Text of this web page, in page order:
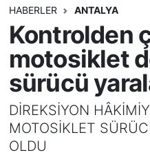
HABERLER ANTALYA
Kontrolden
motosiklet
sürücü
DİREKSİYON
MOTOSİKLET
OLDU
SPOR
GÜNÜN MANŞETİ
DÜNYA
KÜLTÜR - SANAT
Mersin Namaz
Mersin Trafik
Süper Lig Puan
Tüm Manşetler